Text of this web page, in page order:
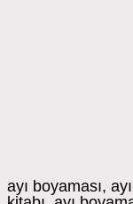
ayı boyaması,